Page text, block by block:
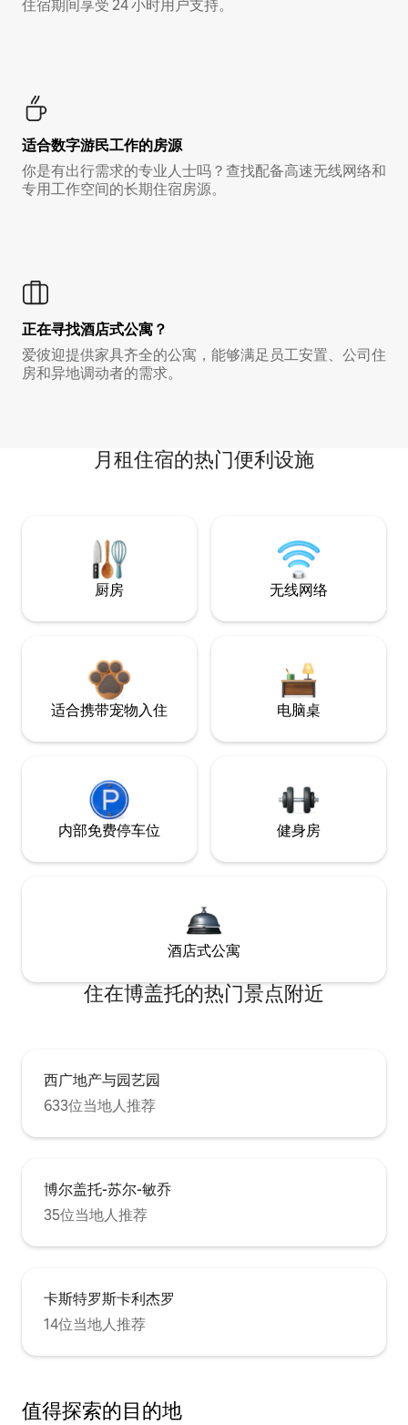
住宿期间享受 24 小时用户支持。
适合数字游民工作的房源
你是有出行需求的专业人士吗？查找配备高速无线网络和
专用工作空间的长期住宿房源。
正在寻找酒店式公寓？
爱彼迎提供家具齐全的公寓，能够满足员工安置、公司住
房和异地调动者的需求。
月租住宿的热门便利设施
厨房 无线网络
适合携带宠物入住 电脑桌
内部免费停车位 健身房
酒店式公寓
住在博盖托的热门景点附近
西广地产与园艺园
633位当地人推荐
博尔盖托-苏尔-敏乔
35位当地人推荐
卡斯特罗斯卡利杰罗
14位当地人推荐
值得探索的目的地